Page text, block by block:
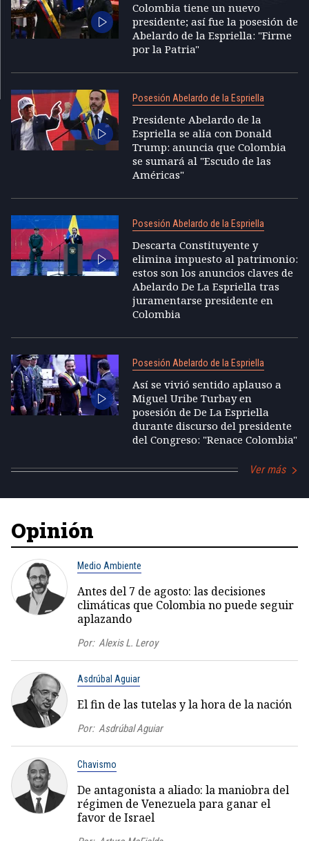
Colombia tiene un nuevo
presidente; así fue la posesión de
Abelardo de la Espriella: "Firme
por la Patria"
Posesión Abelardo de la Espriella
Presidente Abelardo de la
Espriella se alía con Donald
Trump: anuncia que Colombia
se sumará al "Escudo de las
Américas"
Posesión Abelardo de la Espriella
Descarta Constituyente y
elimina impuesto al patrimonio:
estos son los anuncios claves de
Abelardo De La Espriella tras
juramentarse presidente en
Colombia
Posesión Abelardo de la Espriella
Así se vivió sentido aplauso a
Miguel Uribe Turbay en
posesión de De La Espriella
durante discurso del presidente
del Congreso: "Renace Colombia"
Ver más
Opinión
Medio Ambiente
Antes del 7 de agosto: las decisiones
climáticas que Colombia no puede seguir
aplazando
Por: Alexis L. Leroy
Asdrúbal Aguiar
El fin de las tutelas y la hora de la nación
Por: Asdrúbal Aguiar
Chavismo
De antagonista a aliado: la maniobra del
régimen de Venezuela para ganar el
favor de Israel